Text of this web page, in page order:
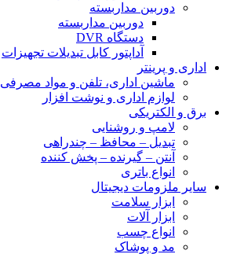
دوربین مداربسته
دوربین مداربسته
دستگاه DVR
آداپتور کابل تبدیلات تجهیزات
اداری و پرینتر
ماشین اداری، تلفن و مواد مصرفی
لوازم اداری و نوشت افزار
برق و الکتریکی
لامپ و روشنایی
تبدیل – محافظ – چندراهی
آنتن – گیرنده – پخش کننده
انواع باتری
سایر ملزومات دیجیتال
ابزار سلامت
ابزار آلات
انواع چسب
مد و پوشاک